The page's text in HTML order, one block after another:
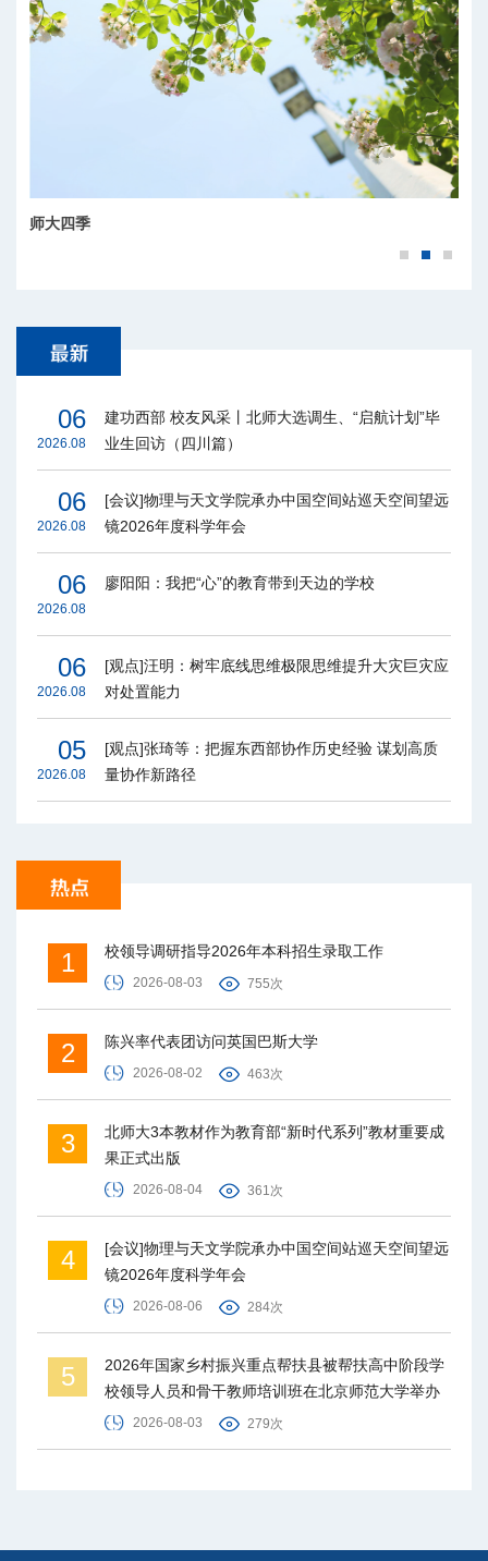
师大秋韵
师大四季
06
2026.08
建功西部 校友风采丨北师大选调生、“启航计划”毕
业生回访（四川篇）
06
2026.08
[会议]物理与天文学院承办中国空间站巡天空间望远
镜2026年度科学年会
06
2026.08
廖阳阳：我把“心”的教育带到天边的学校
06
2026.08
[观点]汪明：树牢底线思维极限思维提升大灾巨灾应
对处置能力
05
2026.08
[观点]张琦等：把握东西部协作历史经验 谋划高质
量协作新路径
1 校领导调研指导2026年本科招生录取工作
2026-08-03 755次
2 陈兴率代表团访问英国巴斯大学
2026-08-02 463次
3
北师大3本教材作为教育部“新时代系列”教材重要成
果正式出版
2026-08-04 361次
4
[会议]物理与天文学院承办中国空间站巡天空间望远
镜2026年度科学年会
2026-08-06 284次
5
2026年国家乡村振兴重点帮扶县被帮扶高中阶段学
校领导人员和骨干教师培训班在北京师范大学举办
2026-08-03 279次